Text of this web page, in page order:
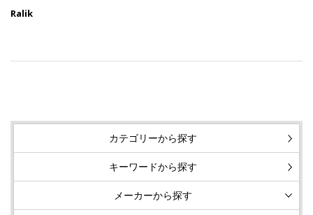
Ralik
カテゴリーから探す
キーワードから探す
メーカーから探す